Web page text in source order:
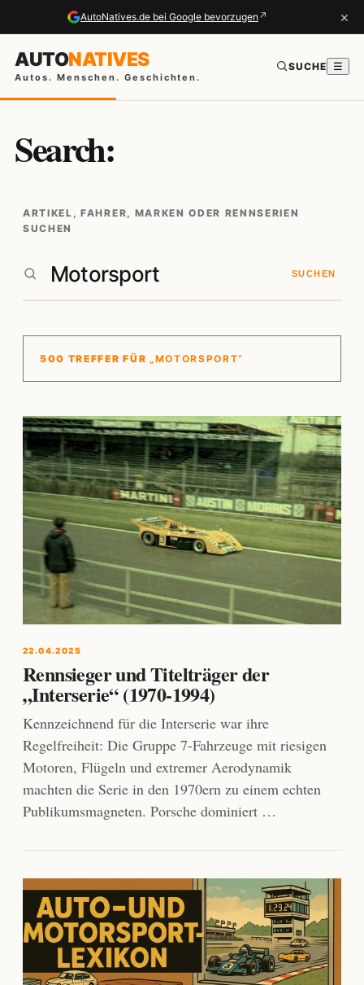
AutoNatives.de bei Google bevorzugen ↗ ×
AUTONATIVES
Autos. Menschen. Geschichten.
SUCHE ☰
Search:
ARTIKEL, FAHRER, MARKEN ODER RENNSERIEN
SUCHEN
SUCHEN
500 TREFFER FÜR „MOTORSPORT“
22.04.2025
Rennsieger und Titelträger der
„Interserie“ (1970-1994)
Kennzeichnend für die Interserie war ihre
Regelfreiheit: Die Gruppe 7-Fahrzeuge mit riesigen
Motoren, Flügeln und extremer Aerodynamik
machten die Serie in den 1970ern zu einem echten
Publikumsmagneten. Porsche dominiert …